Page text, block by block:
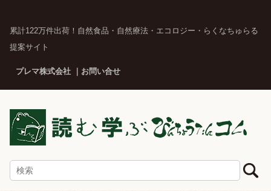
累計122万件出荷！自然食品・自然療法・エコロジー・らくなちゅらる
提案サイト
プレマ株式会社 お問い合せ